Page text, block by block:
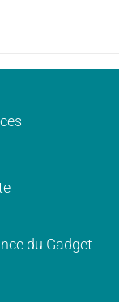
'
u
s
e
d
'
du Gadget